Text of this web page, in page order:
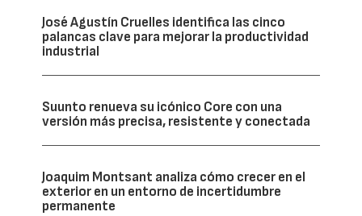
José Agustín Cruelles identifica las cinco
palancas clave para mejorar la productividad
industrial
Suunto renueva su icónico Core con una
versión más precisa, resistente y conectada
Joaquim Montsant analiza cómo crecer en el
exterior en un entorno de incertidumbre
permanente